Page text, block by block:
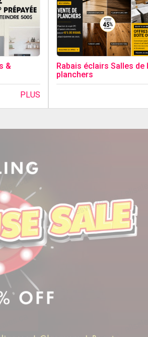
&
PLUS
Rabais éclairs Salles de
planchers